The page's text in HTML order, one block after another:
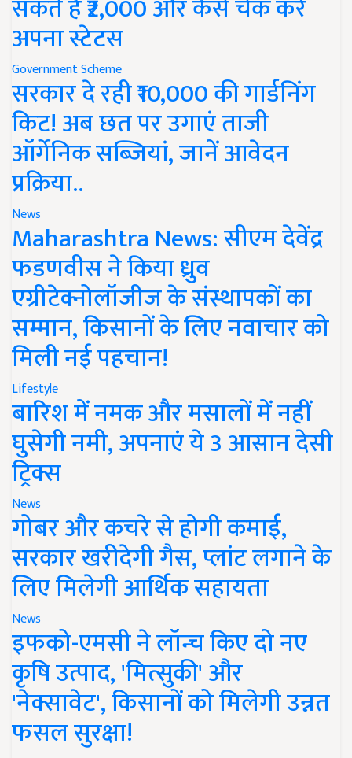
सकते हैं ₹2,000 और कैसे चेक करें
अपना स्टेटस
Government Scheme
सरकार दे रही ₹10,000 की गार्डनिंग
किट! अब छत पर उगाएं ताजी
ऑर्गेनिक सब्जियां, जानें आवेदन
प्रक्रिया..
News
Maharashtra News: सीएम देवेंद्र
फडणवीस ने किया ध्रुव
एग्रीटेक्नोलॉजीज के संस्थापकों का
सम्मान, किसानों के लिए नवाचार को
मिली नई पहचान!
Lifestyle
बारिश में नमक और मसालों में नहीं
घुसेगी नमी, अपनाएं ये 3 आसान देसी
ट्रिक्स
News
गोबर और कचरे से होगी कमाई,
सरकार खरीदेगी गैस, प्लांट लगाने के
लिए मिलेगी आर्थिक सहायता
News
इफको-एमसी ने लॉन्च किए दो नए
कृषि उत्पाद, 'मित्सुकी' और
'नेक्सावेट', किसानों को मिलेगी उन्नत
फसल सुरक्षा!